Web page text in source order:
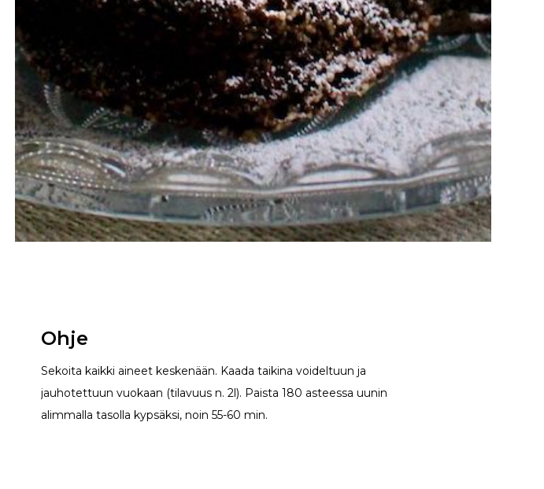
Ohje
Sekoita kaikki aineet keskenään. Kaada taikina voideltuun ja
jauhotettuun vuokaan (tilavuus n. 2l). Paista 180 asteessa uunin
alimmalla tasolla kypsäksi, noin 55-60 min.